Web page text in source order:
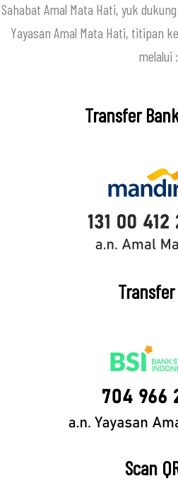
Sahabat Amal Mata Hati, yuk
Yayasan Amal Mata Hati, titipan
melalui :
Transfer
Transfer
Scan